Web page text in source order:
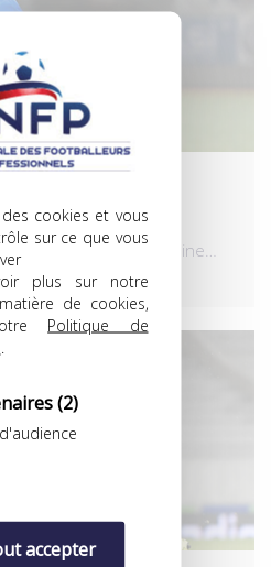
cookies et vous
sur ce que vous
plus sur notre
de cookies,
Politique de
(2)
accepter
Commission de discipline…